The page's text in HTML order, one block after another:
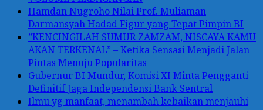
Hamdan Nugroho Nilai Prof. Muliaman
Darmansyah Hadad Figur yang Tepat Pimpin BI
”KENCINGILAH SUMUR ZAMZAM, NISCAYA KAMU
AKAN TERKENAL” – Ketika Sensasi Menjadi Jalan
Pintas Menuju Popularitas
Gubernur BI Mundur, Komisi XI Minta Pengganti
Definitif Jaga Independensi Bank Sentral
Ilmu yg manfaat, menambah kebaikan menjauhi